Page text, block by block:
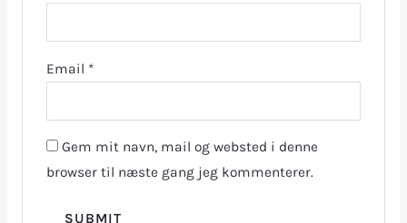
Email *
Gem mit navn, mail og websted i denne
browser til næste gang jeg kommenterer.